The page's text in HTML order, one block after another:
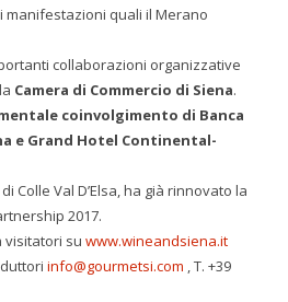
manifestazioni quali il Merano
collaborazioni organizzative
Camera di Commercio di Siena.
coinvolgimento di Banca
e Grand Hotel Continental-
, di Colle Val D’Elsa, ha già rinnovato la
2017.
visitatori su www.wineandsiena.it
info@gourmetsi.com , T. +39